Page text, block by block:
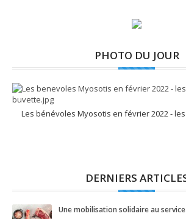
PHOTO DU JOUR
Les bénévoles Myosotis en février 2022 -
DERNIERS
Une mobilisation solidaire au